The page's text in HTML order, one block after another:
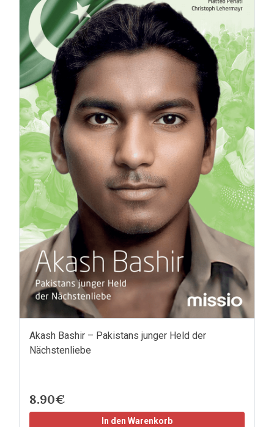
Akash Bashir – Pakistans junger Held der
Nächstenliebe
8.90€
In den Warenkorb